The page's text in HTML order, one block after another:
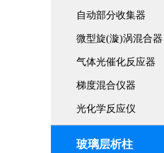
自动部分收集器
微型旋(漩)涡混合器
气体光催化反应器
梯度混合仪器
光化学反应仪
玻璃层析柱